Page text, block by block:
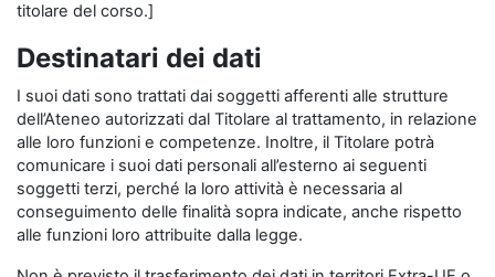
titolare del corso.]
Destinatari dei dati
I suoi dati sono trattati dai soggetti afferenti alle strutture
dell’Ateneo autorizzati dal Titolare al trattamento, in relazione
alle loro funzioni e competenze. Inoltre, il Titolare potrà
comunicare i suoi dati personali all’esterno ai seguenti
soggetti terzi, perché la loro attività è necessaria al
conseguimento delle finalità sopra indicate, anche rispetto
alle funzioni loro attribuite dalla legge.